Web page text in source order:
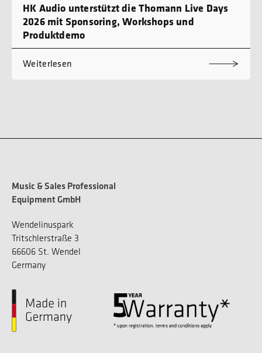
HK Audio unterstützt die Thomann Live Days
2026 mit Sponsoring, Workshops und
Produktdemo
Weiterlesen
Music & Sales Professional
Equipment GmbH
Wendelinuspark
Tritschlerstraße 3
66606 St. Wendel
Germany